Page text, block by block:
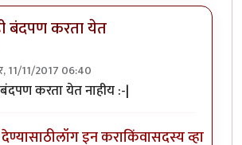
बंदपण करता येत
11/11/2017 06:40
toआता नाही काढता येत स्वतःला.
करता येत नाहीय :-|
लॉग इन कराकिंवासदस्य व्हा